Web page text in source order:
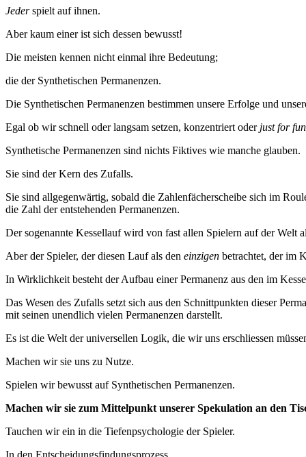
Jederspielt auf ihnen.
Aber kaum einer ist sich dessen bewusst!
Die meisten kennen nicht einmal ihre Bedeutung;
die der Synthetischen Permanenzen.
Die Synthetischen Permanenzen bestimmen unsere Erfolge und
Egal ob wir schnell oder langsam setzen, konzentriert oder just for fun
Synthetische Permanenzen sind nichts Fiktives wie manche glauben.
Sie sind der Kern des Zufalls.
Sie sind allgegenwärtig, sobald die Zahlenfächerscheibe sich im
die Zahl der entstehenden Permanenzen.
Der sogenannte Kessellauf wird von fast allen Spielern auf der Welt
Aber der Spieler, der diesen Lauf als den einzigen betrachtet, der im
In Wirklichkeit besteht der Aufbau einer Permanenz aus den im
Das Wesen des Zufalls setzt sich aus den Schnittpunkten dieser
mit seinen unendlich vielen Permanenzen darstellt.
Es ist die Welt der universellen Logik, die wir uns erschliessen
Machen wir sie uns zu Nutze.
Spielen wir bewusst auf Synthetischen Permanenzen.
Machen wir sie zum Mittelpunkt unserer Spekulation an den
Tauchen wir ein in die Tiefenpsychologie der Spieler.
In den Entscheidungsfindungsprozess.